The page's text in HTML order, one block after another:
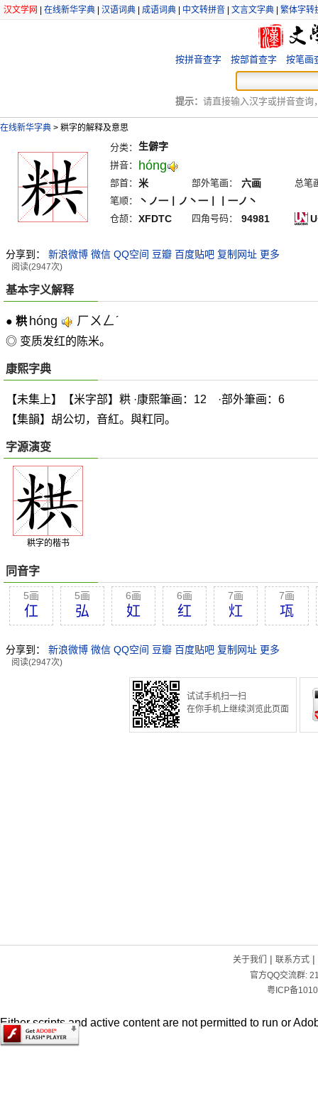
汉文学网 在线新华字典 汉语词典 成语词典 中文转拼音 文言文字典 繁体字转
按拼音查字 按部首查字 按笔画
提示： 请直接输入汉字或拼音查询
在线新华字典 > 粠字的解释及意思
分类： 生僻字
拼音： hóng
部首： 米 部外笔画： 六画
总笔
笔顺：
丶ノ一丨ノ丶一丨丨一ノ丶
仓颉： XFDTC 四角号码： 94981
分享到： 新浪微博 微信 QQ空间 豆瓣 百度贴吧 复制网址 更多
阅读(2947次)
基本字义解释
● 粠 hóng ㄏㄨㄥˊ
◎ 变质发红的陈米。
康熙字典
【未集上】【米字部】粠 ·康熙筆画：12 ·部外筆画：6
【集韻】胡公切，音紅。與䉺 同。
字源演变
粠字的楷书
同音字
5画
仜
5画
弘
6画
妅
6画
红
7画
灴
7画
瓨
分享到： 新浪微博 微信 QQ空间 豆瓣 百度贴吧 复制网址 更多
阅读(2947次)
试试手机扫一扫
在你手机上继续浏览此页面
关于我们 | 联系方式|
官方QQ交流群:
粤ICP备
Either scripts and active content are not permitted to run or